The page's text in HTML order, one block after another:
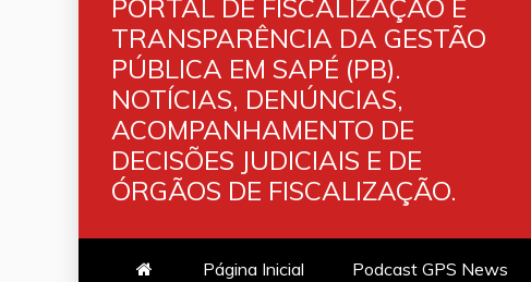
PORTAL DE FISCALIZAÇÃO E
TRANSPARÊNCIA DA GESTÃO
PÚBLICA EM SAPÉ (PB).
NOTÍCIAS, DENÚNCIAS,
ACOMPANHAMENTO DE
DECISÕES JUDICIAIS E DE
ÓRGÃOS DE FISCALIZAÇÃO.
Página Inicial Podcast GPS News